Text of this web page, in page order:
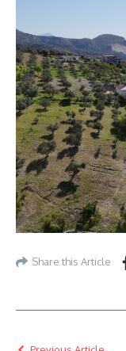
Share this Article